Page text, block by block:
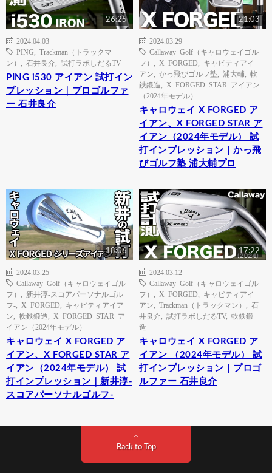
26:25
2024.04.03
PING
Trackman（トラックマ
ン）
石井良介 試打ラボしだるTV
PING i530 アイアン 試打イン
プレッション｜プロゴルファ
ー 石井良介
21:03
2024.03.29
Callaway Golf（キャロウェイゴル
フ）
X FORGED
キャビティアイ
アン
かっ飛びゴルフ塾 浦大輔
軟
鉄鍛造
X FORGED STAR アイアン
（2024年モデル）
キャロウェイ X FORGED ア
イアン、X FORGED STAR ア
イアン（2024年モデル） 試
打インプレッション｜かっ飛
びゴルフ塾 浦大輔プロ
18:06
2024.03.25
Callaway Golf（キャロウェイゴル
フ）
新井淳-スコアパーソナルゴル
フ-
X FORGED
キャビティアイア
ン
軟鉄鍛造
X FORGED STAR ア
イアン（2024年モデル）
キャロウェイ X FORGED ア
イアン、X FORGED STAR ア
イアン（2024年モデル） 試
打インプレッション｜新井淳-
スコアパーソナルゴルフ-
17:22
2024.03.12
Callaway Golf（キャロウェイゴル
フ）
X FORGED
キャビティアイ
アン
Trackman（トラックマン）
石
井良介
試打ラボしだるTV, 軟鉄鍛
造
キャロウェイ X FORGED ア
イアン （2024年モデル） 試
打インプレッション｜プロゴ
ルファー 石井良介
Back to Top